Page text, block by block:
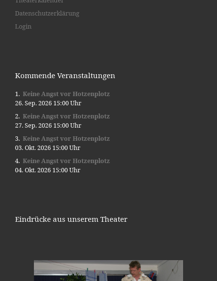
Datenschutzerklärung
Login
Kommende Veranstaltungen
Keine Angst vor Hotzenplotz
26. Sep. 2026 15:00 Uhr
Keine Angst vor Hotzenplotz
27. Sep. 2026 15:00 Uhr
Keine Angst vor Hotzenplotz
03. Okt. 2026 15:00 Uhr
Keine Angst vor Hotzenplotz
04. Okt. 2026 15:00 Uhr
Eindrücke aus unserem Theater